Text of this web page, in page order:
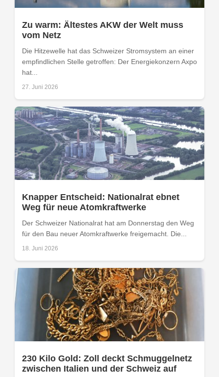
Zu warm: Ältestes AKW der Welt muss
vom Netz
Die Hitzewelle hat das Schweizer Stromsystem an einer
empfindlichen Stelle getroffen: Der Energiekonzern Axpo
hat...
27. Juni 2026
Knapper Entscheid: Nationalrat ebnet
Weg für neue Atomkraftwerke
Der Schweizer Nationalrat hat am Donnerstag den Weg
für den Bau neuer Atomkraftwerke freigemacht. Die...
18. Juni 2026
230 Kilo Gold: Zoll deckt Schmuggelnetz
zwischen Italien und der Schweiz auf